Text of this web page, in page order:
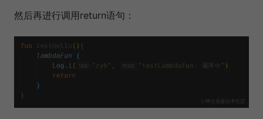
然后再进行调用return语句：